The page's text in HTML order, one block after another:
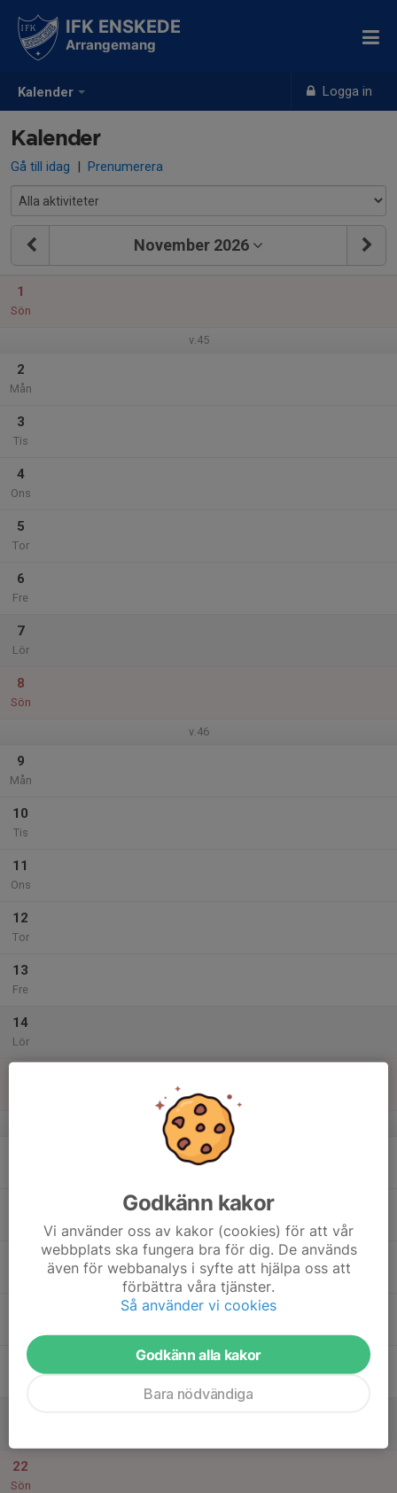
Kalender Logga in
IFK ENSKEDE
Arrangemang
Kalender
Gå till idag | Prenumerera
November 2026
1
Sön
v.45
2
Mån
3
Tis
4
Ons
5
Tor
6
Fre
7
Lör
8
Sön
v.46
9
Mån
10
Tis
11
Ons
12
Tor
13
Fre
14
Lör
v.47
20
22
Sön
Godkänn kakor
Vi använder oss av kakor (cookies) för att vår
webbplats ska fungera bra för dig. De används
även för webbanalys i syfte att hjälpa oss att
förbättra våra tjänster.
Så använder vi cookies
Godkänn alla kakor
Bara nödvändiga